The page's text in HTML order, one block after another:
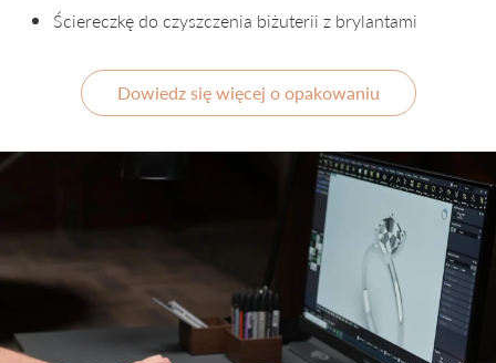
Ściereczkę do czyszczenia biżuterii z brylantami
Dowiedz się więcej o opakowaniu